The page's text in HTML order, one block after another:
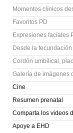
Momentos clínicos
Favoritos PD
Expresiones faciales
Desde la
Cordón umbilical,
Galería de imágenes
Cine
Resumen prenatal
Comparta los videos
Apoye a EHD